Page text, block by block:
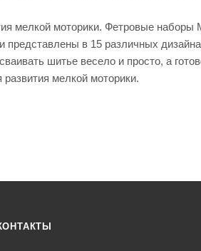
мелкой моторики. Фетровые наборы
в 15 различных
шитье весело и просто, а
мелкой моторики.